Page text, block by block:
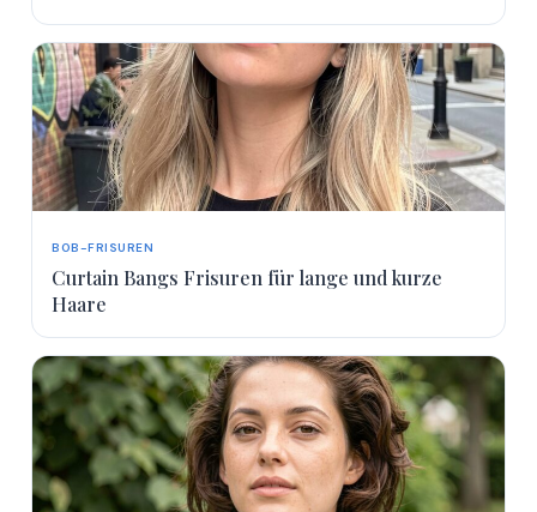
BOB-FRISUREN
Curtain Bangs Frisuren für lange und kurze
Haare